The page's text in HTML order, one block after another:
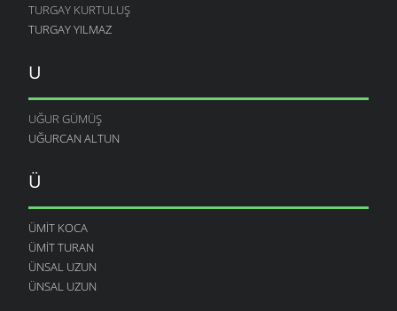
TURGAY KURTULUŞ
TURGAY YILMAZ
U
UĞUR GÜMÜŞ
UĞURCAN ALTUN
Ü
ÜMIT KOCA
ÜMIT TURAN
ÜNSAL UZUN
ÜNSAL UZUN